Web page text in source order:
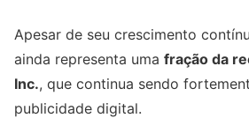
Apesar de seu crescimento
ainda representa uma fração da
Inc., que continua sendo
publicidade digital.